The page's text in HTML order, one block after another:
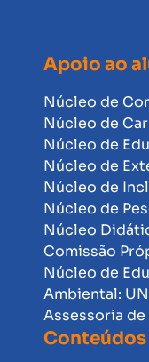
Apoio ao
Núcleo de
Núcleo de
Núcleo de
Núcleo de
Núcleo de
Núcleo de
Núcleo
Comissão
Núcleo de
Ambiental:
Assessoria
Conteúdos